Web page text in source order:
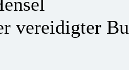
vereidigter